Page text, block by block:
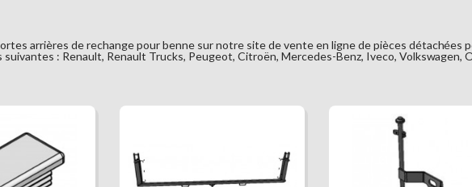
arrières de rechange pour benne sur notre site de vente en ligne de pièces détachées
: Renault, Renault Trucks, Peugeot, Citroën, Mercedes-Benz, Iveco, Volkswagen,